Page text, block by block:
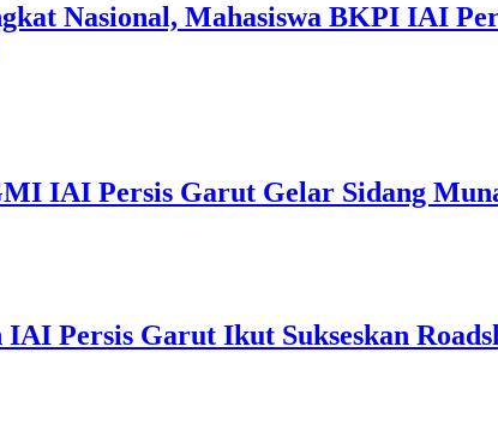
Nasional, Mahasiswa BKPI IAI
IAI Persis Garut Gelar Sidang
Persis Garut Ikut Sukseskan